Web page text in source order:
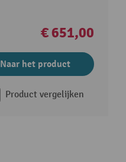
€ 651,00
Naar het product
Product vergelijken